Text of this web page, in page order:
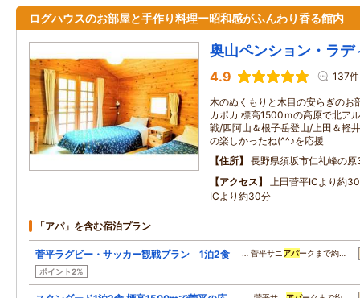
ログハウスのお部屋と手作り料理ー昭和感がふんわり香る館内
奥山ペンション・ラデ
4.9 137件
木のぬくもりと木目の安らぎのお
カポカ 標高1500ｍの高原で北ア
戦/四阿山＆根子岳登山/上田＆軽
の楽しかったね(^^♪を応援
住所
長野県須坂市仁礼峰の
アクセス
上田菅平ICより約
ICより約30分
「アパ」を含む宿泊プラン
菅平ラグビー・サッカー観戦プラン 1泊2食
ポイント2%
… 菅平サニ アパークまで約…